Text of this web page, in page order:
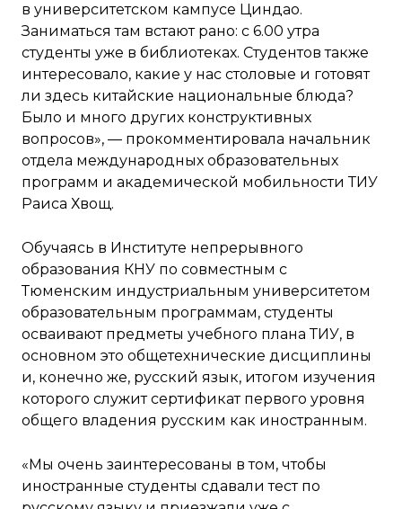
в университетском кампусе Циндао.
Заниматься там встают рано: с 6.00 утра
студенты уже в библиотеках. Студентов также
интересовало, какие у нас столовые и готовят
ли здесь китайские национальные блюда?
Было и много других конструктивных
вопросов», — прокомментировала начальник
отдела международных образовательных
программ и академической мобильности ТИУ
Раиса Хвощ.
Обучаясь в Институте непрерывного
образования КНУ по совместным с
Тюменским индустриальным университетом
образовательным программам, студенты
осваивают предметы учебного плана ТИУ, в
основном это общетехнические дисциплины
и, конечно же, русский язык, итогом изучения
которого служит сертификат первого уровня
общего владения русским как иностранным.
«Мы очень заинтересованы в том, чтобы
иностранные студенты сдавали тест по